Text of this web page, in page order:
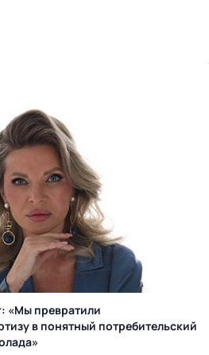
«Мы превратили
в понятный потребительский